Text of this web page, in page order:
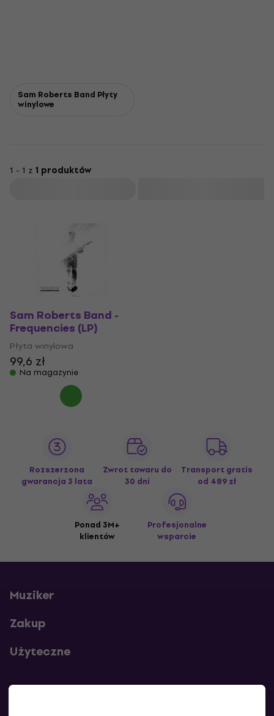
Sam Roberts Band Płyty
winylowe
1 - 1 z 1 produktów
Sam Roberts Band -
Frequencies (LP)
Płyta winylowa
99,6 zł
Na magazynie
Rozszerzona
gwarancja 3 lata
Zwrot towaru do
30 dni
Transport gratis
od 489 zł
Ponad 3M+
klientów
Profesjonalne
wsparcie
Muziker
Zakup
Użyteczne